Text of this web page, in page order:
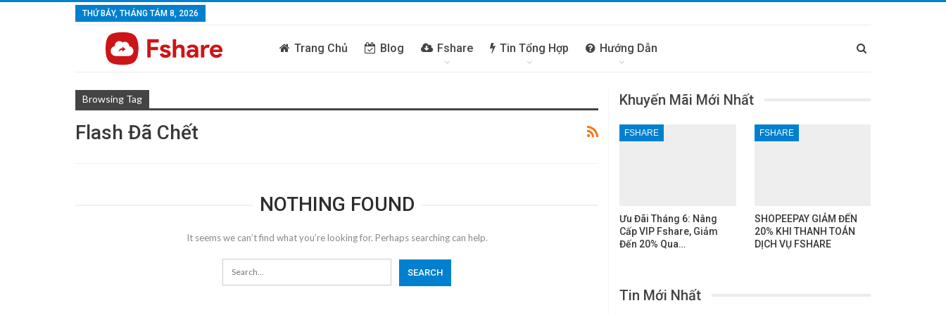
THỨ BẢY, THÁNG TÁM 8, 2026
Trang Chủ Blog Fshare Tin Tổng Hợp Hướng Dẫn
Browsing Tag
Flash Đã Chết
NOTHING FOUND
It seems we can’t find what you’re looking for. Perhaps searching can help.
Khuyến Mãi Mới Nhất
FSHARE
Ưu Đãi Tháng 6: Nâng
Cấp VIP Fshare, Giảm
Đến 20% Qua…
FSHARE
SHOPEEPAY GIẢM ĐẾN
20% KHI THANH TOÁN
DỊCH VỤ FSHARE
Tin Mới Nhất